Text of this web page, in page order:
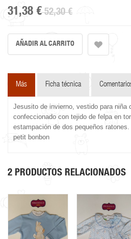
31,38 € 52,30 €
Más Ficha técnica
Jesusito de invierno, vestido para niña
confeccionado con tejido de felpa en
estampación de dos pequeños
petit bonbon
2 PRODUCTOS RELACIONADOS